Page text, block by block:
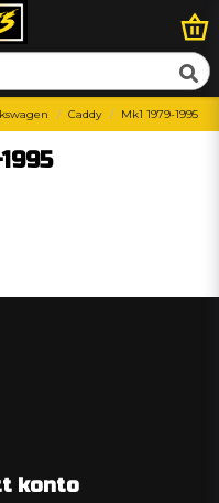
Caddy Mk1 1979-1995
konto